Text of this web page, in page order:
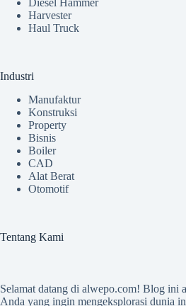
Diesel Hammer
Harvester
Haul Truck
Industri
Manufaktur
Konstruksi
Property
Bisnis
Boiler
CAD
Alat Berat
Otomotif
Tentang Kami
Selamat datang di alwepo.com! Blog ini
Anda yang ingin mengeksplorasi dunia